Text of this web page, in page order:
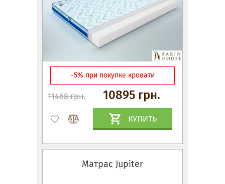
-5% при покупке кровати
11468 грн. 10895 грн.
КУПИТЬ
Матрас Jupiter